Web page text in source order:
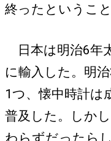
終ったというこ
日本は明治6年
に輸入した。明
1つ、懐中時計は
普及した。しか
わらずだったら